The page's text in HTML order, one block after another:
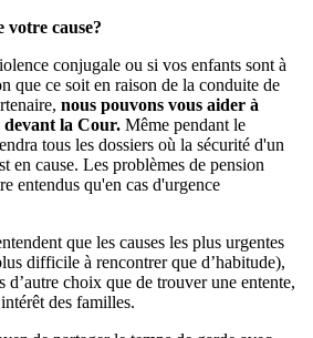
cause?
conjugale ou si vos enfants sont à
que ce soit en raison de la conduite de
nous pouvons vous aider à
devant la Cour. Même pendant le
tous les dossiers où la sécurité d'un
en cause. Les problèmes de pension
entendus qu'en cas d'urgence
que les causes les plus urgentes
difficile à rencontrer que d’habitude),
d’autre choix que de trouver une entente,
des familles.